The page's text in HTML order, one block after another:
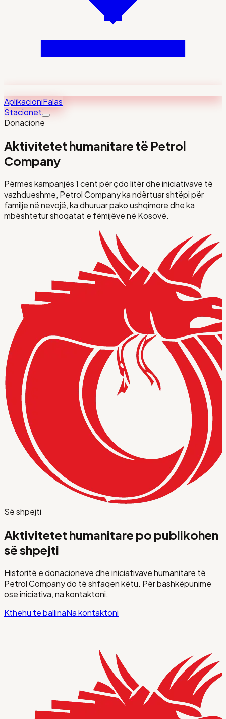
AplikacioniFalas
Stacionet
Donacione
Aktivitetet humanitare të Petrol
Company
Përmes kampanjës 1 cent për çdo litër dhe iniciativave të
vazhdueshme, Petrol Company ka ndërtuar shtëpi për
familje në nevojë, ka dhuruar pako ushqimore dhe ka
mbështetur shoqatat e fëmijëve në Kosovë.
Së shpejti
Aktivitetet humanitare po publikohen
së shpejti
Historitë e donacioneve dhe iniciativave humanitare të
Petrol Company do të shfaqen këtu. Për bashkëpunime
ose iniciativa, na kontaktoni.
Kthehu te ballinaNa kontaktoni